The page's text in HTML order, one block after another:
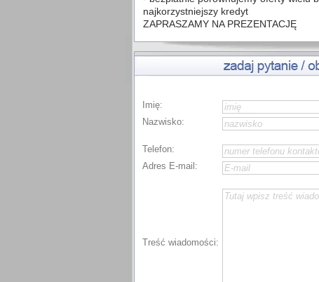
najkorzystniejszy kredyt
ZAPRASZAMY NA PREZENTACJĘ
Imię:
Nazwisko:
Telefon:
Adres E-mail:
Treść wiadomości: